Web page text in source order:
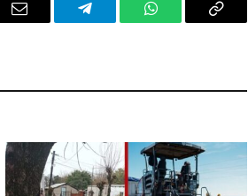
Email Telegram WhatsAppCopy